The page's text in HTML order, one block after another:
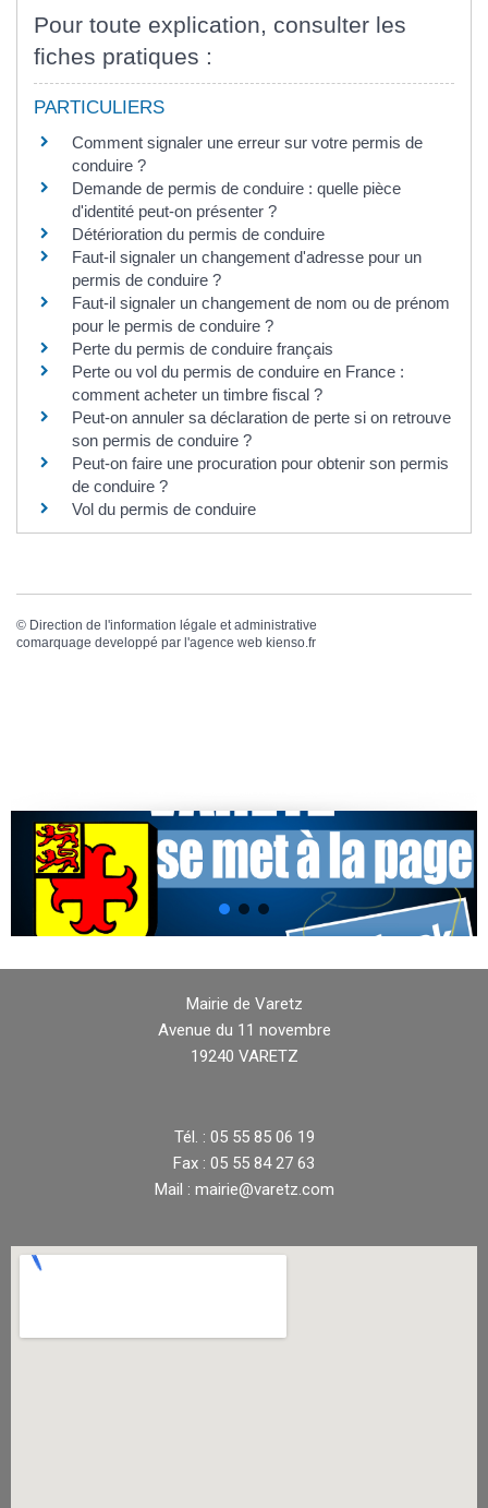
Pour toute explication, consulter les
fiches pratiques :
PARTICULIERS
Comment signaler une erreur sur votre permis de
conduire ?
Demande de permis de conduire : quelle pièce
d'identité peut-on présenter ?
Détérioration du permis de conduire
Faut-il signaler un changement d'adresse pour un
permis de conduire ?
Faut-il signaler un changement de nom ou de prénom
pour le permis de conduire ?
Perte du permis de conduire français
Perte ou vol du permis de conduire en France :
comment acheter un timbre fiscal ?
Peut-on annuler sa déclaration de perte si on retrouve
son permis de conduire ?
Peut-on faire une procuration pour obtenir son permis
de conduire ?
Vol du permis de conduire
© Direction de l'information légale et administrative
comarquage developpé par l'agence web kienso.fr
Mairie de Varetz
Avenue du 11 novembre
19240 VARETZ
Tél. : 05 55 85 06 19
Fax : 05 55 84 27 63
Mail : mairie@varetz.com